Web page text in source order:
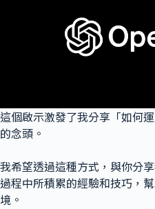
這個啟示激發了我分享「如何
的念頭。
我希望透過這種方式，與你分
過程中所積累的經驗和技巧，
境。